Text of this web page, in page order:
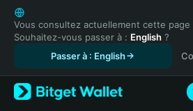
English
日本語
Tiếng Việt
Español (Latinoamérica)
Türkçe
Vous consultez actuellement cette page
Souhaitez-vous passer à : English ?
Passer à : English